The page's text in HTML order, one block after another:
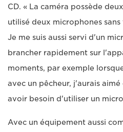
CD. « La caméra possède
utilisé deux microphones
Je me suis aussi servi d'un
brancher rapidement sur
moments, par exemple
avec un pêcheur, j'aurais
avoir besoin d'utiliser un
Avec un équipement aussi